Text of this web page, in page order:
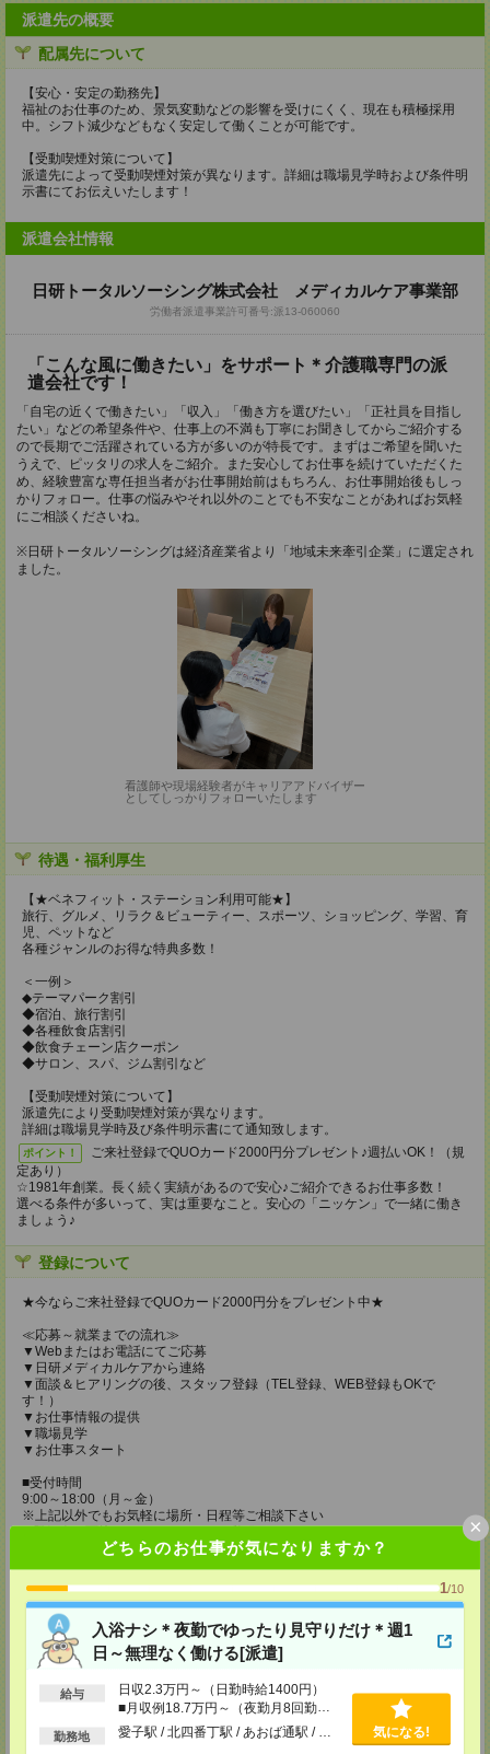
どちらのお仕事が気になりますか？
1/10
入浴ナシ＊夜勤でゆったり見守りだけ＊週1
日～無理なく働ける[派遣]
給与
日収2.3万円～（日勤時給1400円）
■月収例18.7万円～（夜勤月8回勤務
の場合）
勤務地 愛子駅 / 北四番丁駅 / あおば通駅 / … 気になる!
×
派遣先の概要
配属先について
【安心・安定の勤務先】
福祉のお仕事のため、景気変動などの影響を受けにくく、現在も積極採用
中。シフト減少などもなく安定して働くことが可能です。
【受動喫煙対策について】
派遣先によって受動喫煙対策が異なります。詳細は職場見学時および条件明
示書にてお伝えいたします！
派遣会社情報
日研トータルソーシング株式会社 メディカルケア事業部
労働者派遣事業許可番号:派13-060060
「こんな風に働きたい」をサポート＊介護職専門の派
遣会社です！
「自宅の近くで働きたい」「収入」「働き方を選びたい」「正社員を目指し
たい」などの希望条件や、仕事上の不満も丁寧にお聞きしてからご紹介する
ので長期でご活躍されている方が多いのが特長です。まずはご希望を聞いた
うえで、ピッタリの求人をご紹介。また安心してお仕事を続けていただくた
め、経験豊富な専任担当者がお仕事開始前はもちろん、お仕事開始後もしっ
かりフォロー。仕事の悩みやそれ以外のことでも不安なことがあればお気軽
にご相談くださいね。
※日研トータルソーシングは経済産業省より「地域未来牽引企業」に選定され
ました。
看護師や現場経験者がキャリアアドバイザー
としてしっかりフォローいたします
待遇・福利厚生
【★ベネフィット・ステーション利用可能★】
旅行、グルメ、リラク＆ビューティー、スポーツ、ショッピング、学習、育
児、ペットなど
各種ジャンルのお得な特典多数！
＜一例＞
◆テーマパーク割引
◆宿泊、旅行割引
◆各種飲食店割引
◆飲食チェーン店クーポン
◆サロン、スパ、ジム割引など
【受動喫煙対策について】
派遣先により受動喫煙対策が異なります。
詳細は職場見学時及び条件明示書にて通知致します。
ポイント！
ご来社登録でQUOカード2000円分プレゼント♪週払いOK！（規
定あり）
☆1981年創業。長く続く実績があるので安心♪ご紹介できるお仕事多数！
選べる条件が多いって、実は重要なこと。安心の「ニッケン」で一緒に働き
ましょう♪
登録について
★今ならご来社登録でQUOカード2000円分をプレゼント中★
≪応募～就業までの流れ≫
▼Webまたはお電話にてご応募
▼日研メディカルケアから連絡
▼面談＆ヒアリングの後、スタッフ登録（TEL登録、WEB登録もOKで
す！）
▼お仕事情報の提供
▼職場見学
▼お仕事スタート
■受付時間
9:00～18:00（月～金）
※上記以外でもお気軽に場所・日程等ご相談下さい
メディカルケア事業部 仙台オフィス
宮城県仙台市青葉区本町1-2-20 KDX仙台ビル4F
TEL：0120-802-179
MAIL：tenshoku@nikken-ts.jp
メディカルケア事業部 郡山オフィス
福島県郡山市西ノ内二丁目12番8号 古川ビル
TEL：0120-992-518